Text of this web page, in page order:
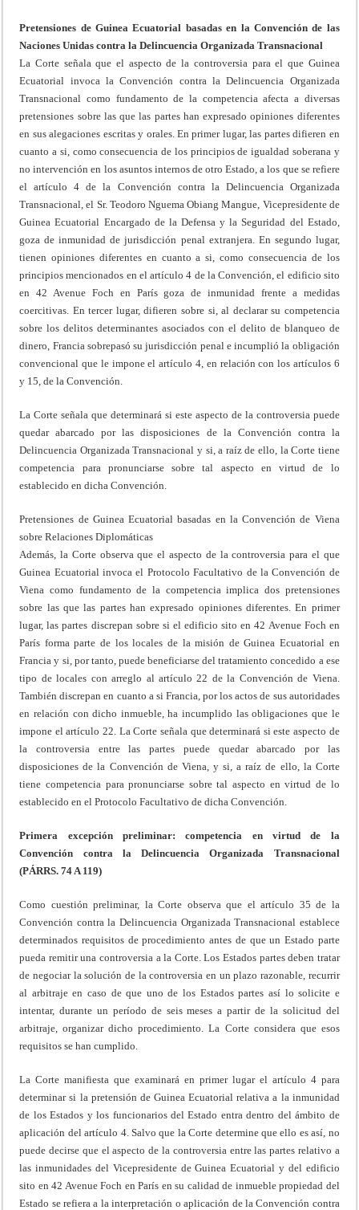
Pretensiones de Guinea Ecuatorial basadas en la Convención de las
Naciones Unidas contra la Delincuencia Organizada Transnacional
La Corte señala que el aspecto de la controversia para el que Guinea
Ecuatorial invoca la Convención contra la Delincuencia Organizada
Transnacional como fundamento de la competencia afecta a diversas
pretensiones sobre las que las partes han expresado opiniones diferentes
en sus alegaciones escritas y orales. En primer lugar, las partes difieren en
cuanto a si, como consecuencia de los principios de igualdad soberana y
no intervención en los asuntos internos de otro Estado, a los que se refiere
el artículo 4 de la Convención contra la Delincuencia Organizada
Transnacional, el Sr. Teodoro Nguema Obiang Mangue, Vicepresidente de
Guinea Ecuatorial Encargado de la Defensa y la Seguridad del Estado,
goza de inmunidad de jurisdicción penal extranjera. En segundo lugar,
tienen opiniones diferentes en cuanto a si, como consecuencia de los
principios mencionados en el artículo 4 de la Convención, el edificio sito
en 42 Avenue Foch en París goza de inmunidad frente a medidas
coercitivas. En tercer lugar, difieren sobre si, al declarar su competencia
sobre los delitos determinantes asociados con el delito de blanqueo de
dinero, Francia sobrepasó su jurisdicción penal e incumplió la obligación
convencional que le impone el artículo 4, en relación con los artículos 6
y 15, de la Convención.
La Corte señala que determinará si este aspecto de la controversia puede
quedar abarcado por las disposiciones de la Convención contra la
Delincuencia Organizada Transnacional y si, a raíz de ello, la Corte tiene
competencia para pronunciarse sobre tal aspecto en virtud de lo
establecido en dicha Convención.
Pretensiones de Guinea Ecuatorial basadas en la Convención de Viena
sobre Relaciones Diplomáticas
Además, la Corte observa que el aspecto de la controversia para el que
Guinea Ecuatorial invoca el Protocolo Facultativo de la Convención de
Viena como fundamento de la competencia implica dos pretensiones
sobre las que las partes han expresado opiniones diferentes. En primer
lugar, las partes discrepan sobre si el edificio sito en 42 Avenue Foch en
París forma parte de los locales de la misión de Guinea Ecuatorial en
Francia y si, por tanto, puede beneficiarse del tratamiento concedido a ese
tipo de locales con arreglo al artículo 22 de la Convención de Viena.
También discrepan en cuanto a si Francia, por los actos de sus autoridades
en relación con dicho inmueble, ha incumplido las obligaciones que le
impone el artículo 22. La Corte señala que determinará si este aspecto de
la controversia entre las partes puede quedar abarcado por las
disposiciones de la Convención de Viena, y si, a raíz de ello, la Corte
tiene competencia para pronunciarse sobre tal aspecto en virtud de lo
establecido en el Protocolo Facultativo de dicha Convención.
Primera excepción preliminar: competencia en virtud de la
Convención contra la Delincuencia Organizada Transnacional
(PÁRRS. 74 A 119)
Como cuestión preliminar, la Corte observa que el artículo 35 de la
Convención contra la Delincuencia Organizada Transnacional establece
determinados requisitos de procedimiento antes de que un Estado parte
pueda remitir una controversia a la Corte. Los Estados partes deben tratar
de negociar la solución de la controversia en un plazo razonable, recurrir
al arbitraje en caso de que uno de los Estados partes así lo solicite e
intentar, durante un período de seis meses a partir de la solicitud del
arbitraje, organizar dicho procedimiento. La Corte considera que esos
requisitos se han cumplido.
La Corte manifiesta que examinará en primer lugar el artículo 4 para
determinar si la pretensión de Guinea Ecuatorial relativa a la inmunidad
de los Estados y los funcionarios del Estado entra dentro del ámbito de
aplicación del artículo 4. Salvo que la Corte determine que ello es así, no
puede decirse que el aspecto de la controversia entre las partes relativo a
las inmunidades del Vicepresidente de Guinea Ecuatorial y del edificio
sito en 42 Avenue Foch en París en su calidad de inmueble propiedad del
Estado se refiera a la interpretación o aplicación de la Convención contra